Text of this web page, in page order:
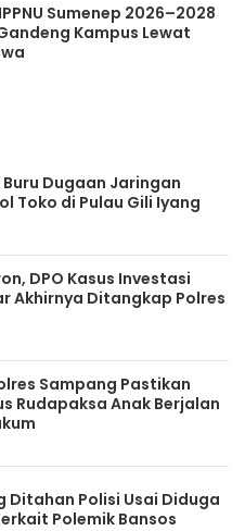
Sumenep 2026–2028
Kampus Lewat
Dugaan Jaringan
Toko di Pulau Gili Iyang
DPO Kasus Investasi
Akhirnya Ditangkap Polres
Sampang Pastikan
Rudapaksa Anak Berjalan
Ditahan Polisi Usai Diduga
Polemik Bansos